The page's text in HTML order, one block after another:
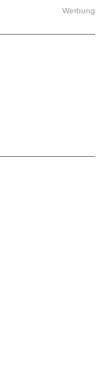
the
Werbung